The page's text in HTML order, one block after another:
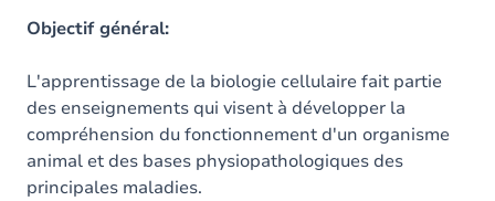
Objectif général:
L'apprentissage de la biologie cellulaire fait partie
des enseignements qui visent à développer la
compréhension du fonctionnement d'un organisme
animal et des bases physiopathologiques des
principales maladies.